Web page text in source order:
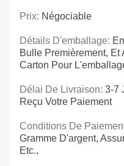
Prix: Négociable
Détails D'emballage:
Bulle Premièrement, Et
Carton Pour
Délai De Livraison: 3-7
Reçu Votre Paiement
Conditions De
Gramme D'argent,
Etc.,